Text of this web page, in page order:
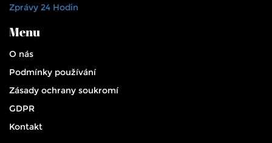
Zprávy 24 Hodin
Menu
O nás
Podmínky používání
Zásady ochrany soukromí
GDPR
Kontakt